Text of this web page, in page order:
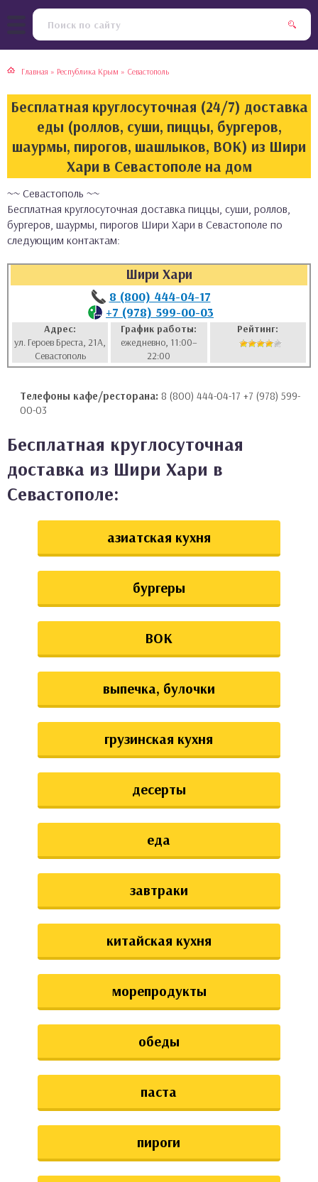
Главная » Республика Крым » Севастополь
Бесплатная круглосуточная (24/7) доставка
еды (роллов, суши, пиццы, бургеров,
шаурмы, пирогов, шашлыков, ВОК) из Шири
Хари в Севастополе на дом
~~ Севастополь ~~
Бесплатная круглосуточная доставка пиццы, суши, роллов,
бургеров, шаурмы, пирогов Шири Хари в Севастополе по
следующим контактам:
Шири Хари
8 (800) 444-04-17
+7 (978) 599-00-03
Адрес:
ул. Героев Бреста, 21А,
Севастополь
График работы:
ежедневно, 11:00–
22:00
Рейтинг:
Телефоны кафе/ресторана: 8 (800) 444-04-17 +7 (978) 599-
00-03
Бесплатная круглосуточная
доставка из Шири Хари в
Севастополе:
азиатская кухня
бургеры
ВОК
выпечка, булочки
грузинская кухня
десерты
еда
завтраки
китайская кухня
морепродукты
обеды
паста
пироги
кухня
кухня
кухня
кухня
булочки